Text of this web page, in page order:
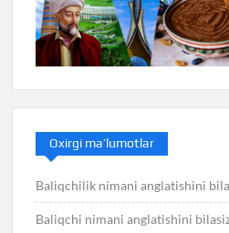
Oxirgi ma’lumotlar
Baliqchilik nimani anglatishini
Baliqchi nimani anglatishini